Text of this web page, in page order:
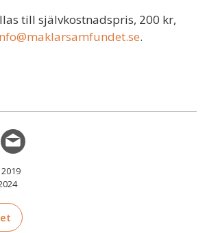
till självkostnadspris, 200 kr,
.